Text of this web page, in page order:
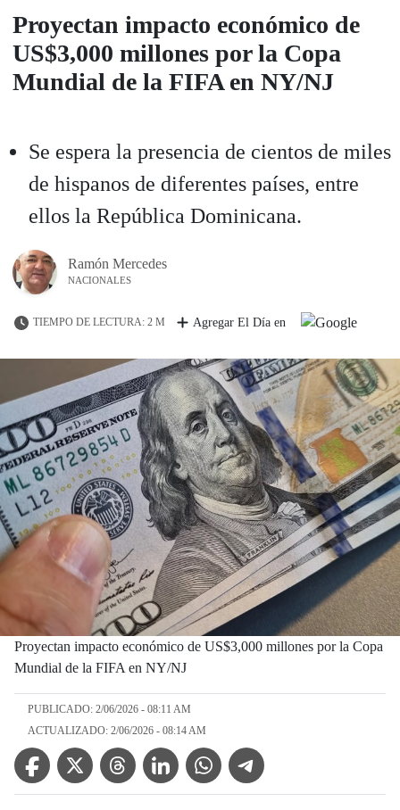
Proyectan impacto económico de
US$3,000 millones por la Copa
Mundial de la FIFA en NY/NJ
Se espera la presencia de cientos de miles
de hispanos de diferentes países, entre
ellos la República Dominicana.
Ramón Mercedes
NACIONALES
TIEMPO DE LECTURA: 2 M Agregar El Día en
Proyectan impacto económico de US$3,000 millones por la Copa
Mundial de la FIFA en NY/NJ
PUBLICADO: 2/06/2026 - 08:11 AM
ACTUALIZADO: 2/06/2026 - 08:14 AM
Facebook IconTwitter IconThreads IconLinkedin IconWhatsApp IconTelegram Icon